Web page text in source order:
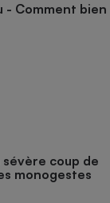
- Comment bien
sévère coup de
monogestes